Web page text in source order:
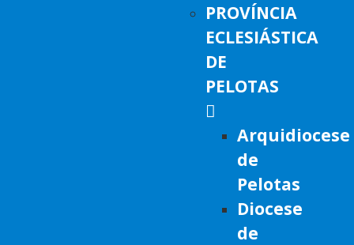
PROVÍNCIA
ECLESIÁSTICA
DE
PELOTAS
Arquidiocese
de
Pelotas
Diocese
de